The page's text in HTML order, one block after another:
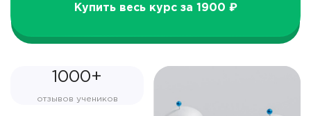
Купить весь курс за 1900 ₽
1000+
отзывов учеников